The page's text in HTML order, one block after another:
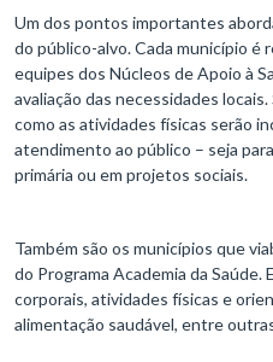
Um dos pontos importantes
do público-alvo. Cada município é
equipes dos Núcleos de Apoio à
avaliação das necessidades
como as atividades físicas serão
atendimento ao público – seja
primária ou em projetos sociais.
Também são os municípios que
do Programa Academia da
corporais, atividades físicas e
alimentação saudável, entre